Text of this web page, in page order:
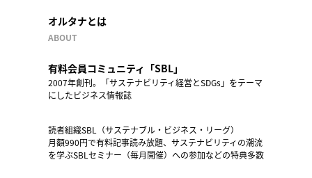
オルタナとは
ABOUT
有料会員コミュニティ「SBL」
2007年創刊。「サステナビリティ経営とSDGs」をテーマ
にしたビジネス情報誌
読者組織SBL（サステナブル・ビジネス・リーグ）
月額990円で有料記事読み放題、サステナビリティの潮流
を学ぶSBLセミナー（毎月開催）への参加などの特典多数